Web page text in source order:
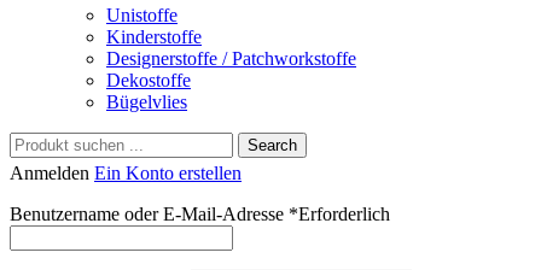
Unistoffe
Kinderstoffe
Designerstoffe / Patchworkstoffe
Dekostoffe
Bügelvlies
Search
Anmelden Ein Konto erstellen
Benutzername oder E-Mail-Adresse *Erforderlich